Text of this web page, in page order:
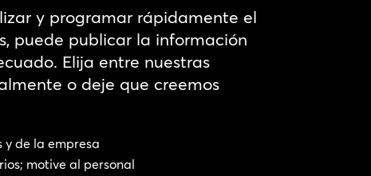
y programar rápidamente el
puede publicar la información
Elija entre nuestras
o deje que creemos
y de la empresa
motive al personal